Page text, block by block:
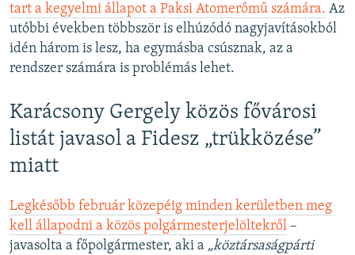
tart a kegyelmi állapot a Paksi Atomerőmű számára. Az
utóbbi években többször is elhúzódó nagyjavításokból
idén három is lesz, ha egymásba csúsznak, az a
rendszer számára is problémás lehet.
Karácsony Gergely közös fővárosi
listát javasol a Fidesz „trükközése”
miatt
Legkésőbb február közepéig minden kerületben meg
kell állapodni a közös polgármesterjelöltekről –
javasolta a főpolgármester, aki a „köztársaságpárti